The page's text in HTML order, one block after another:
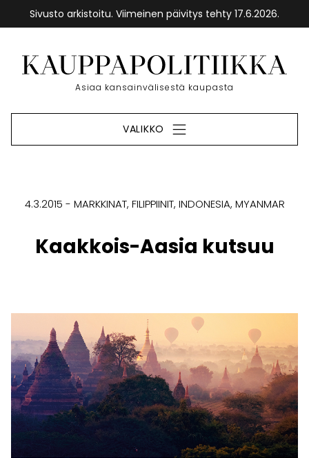
Sivusto arkistoitu. Viimeinen päivitys tehty 17.6.2026.
sisältöön
Etusivu
Asiaa kansainvälisestä kaupasta
VALIKKO
4.3.2015 MARKKINAT FILIPPIINIT INDONESIA MYANMAR
Kaakkois-Aasia kutsuu